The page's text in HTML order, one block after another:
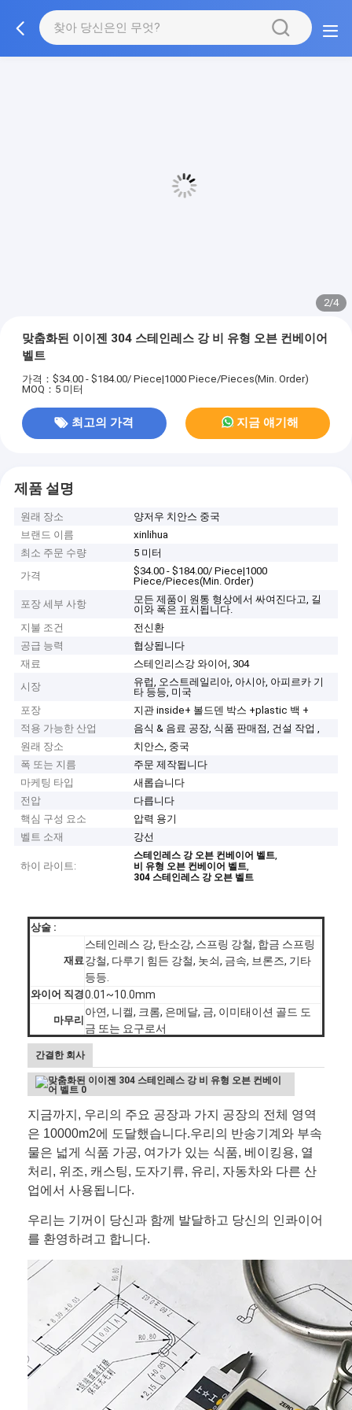
3/4
맞춤화된 이이젠 304 스테인레스 강 비 유형 오븐 컨베이어
벨트
가격：$34.00 - $184.00/ Piece|1000 Piece/Pieces(Min. Order)
MOQ：5 미터
최고의 가격 지금 얘기해
제품 설명
원래 장소
양저우 치안스 중국
브랜드 이름
xinlihua
최소 주문 수량
5 미터
가격
$34.00 - $184.00/ Piece|1000
Piece/Pieces(Min. Order)
포장 세부 사항
모든 제품이 원통 형상에서 싸여진다고, 길
이와 폭은 표시됩니다.
지불 조건
전신환
공급 능력
협상됩니다
재료
스테인리스강 와이어, 304
시장
유럽, 오스트레일리아, 아시아, 아피르카 기
타 등등, 미국
포장
지관 inside+ 볼드덴 박스 +plastic 백 +
적용 가능한 산업
음식 & 음료 공장, 식품 판매점, 건설 작업 ,
원래 장소
치안스, 중국
폭 또는 지름
주문 제작됩니다
마케팅 타입
새롭습니다
전압
다릅니다
핵심 구성 요소
압력 용기
벨트 소재
강선
하이 라이트:
스테인레스 강 오븐 컨베이어 벨트,
비 유형 오븐 컨베이어 벨트,
304 스테인레스 강 오븐 벨트
상술 :
재료
스테인레스 강, 탄소강, 스프링 강철, 합금 스프링
강철, 다루기 힘든 강철, 놋쇠, 금속, 브론즈, 기타
등등.
와이어 직경0.01~10.0mm
마무리
아연, 니켈, 크롬, 은메달, 금, 이미태이션 골드 도
금 또는 요구로서
마지막에 대
한 방식
로드
우리의 컴퓨터 프로그램은 부하 디자인을 기반으
로 당신을 도울 수 있습니다
OEM과
ODM
받아들일 수 있습니다
간결한 회사
지금까지, 우리의 주요 공장과 가지 공장의 전체 영역
은 10000m2에 도달했습니다.우리의 반송기계와 부속
물은 넓게 식품 가공, 여가가 있는 식품, 베이킹용, 열
처리, 위조, 캐스팅, 도자기류, 유리, 자동차와 다른 산
업에서 사용됩니다.
우리는 기꺼이 당신과 함께 발달하고 당신의 인콰이어
를 환영하려고 합니다.